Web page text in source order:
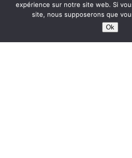
expérience sur notre site web. Si
site, nous supposerons que
Ok